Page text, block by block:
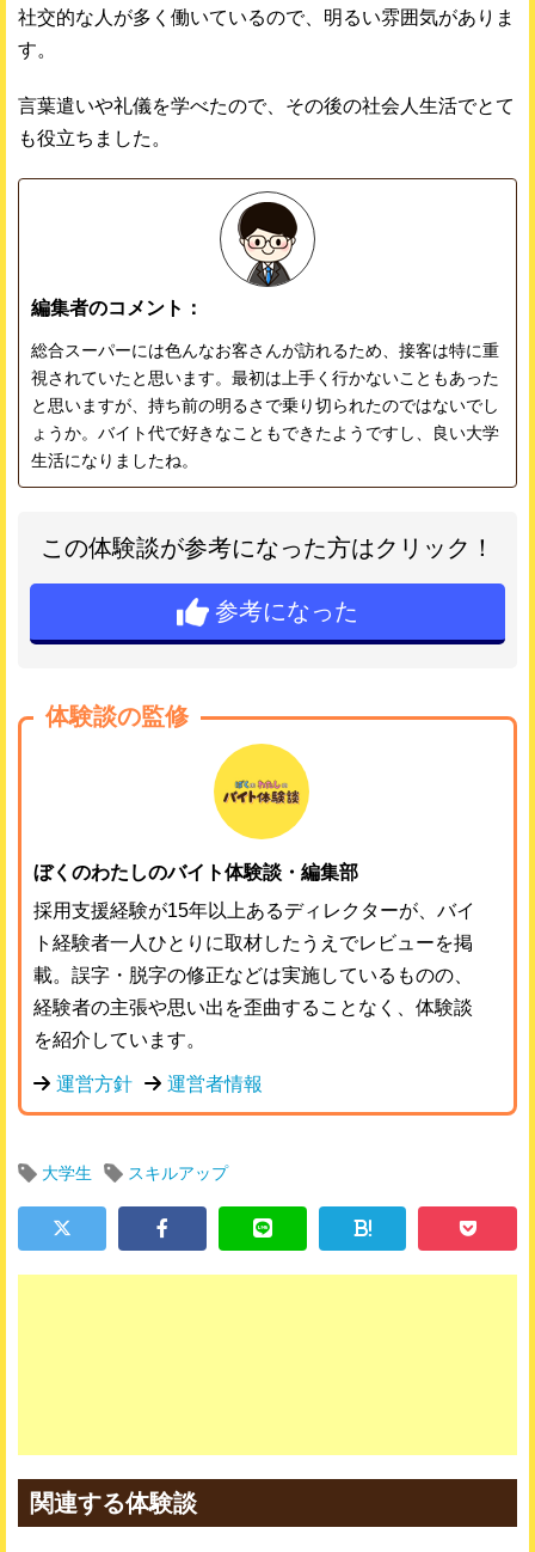
社交的な人が多く働いているので、明るい雰囲気がありま
す。
言葉遣いや礼儀を学べたので、その後の社会人生活でとて
も役立ちました。
編集者のコメント：
総合スーパーには色んなお客さんが訪れるため、接客は特に重
視されていたと思います。最初は上手く行かないこともあった
と思いますが、持ち前の明るさで乗り切られたのではないでし
ょうか。バイト代で好きなこともできたようですし、良い大学
生活になりましたね。
この体験談が参考になった方はクリック！
参考になった
体験談の監修
ぼくのわたしのバイト体験談・編集部
採用支援経験が15年以上あるディレクターが、バイ
ト経験者一人ひとりに取材したうえでレビューを掲
載。誤字・脱字の修正などは実施しているものの、
経験者の主張や思い出を歪曲することなく、体験談
を紹介しています。
運営方針 運営者情報
大学生 スキルアップ
!
関連する体験談